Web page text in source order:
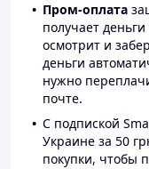
Пром-оплата
получает деньги
осмотрит и
деньги
нужно
почте.
С подпиской
Украине за 50
покупки, чтобы